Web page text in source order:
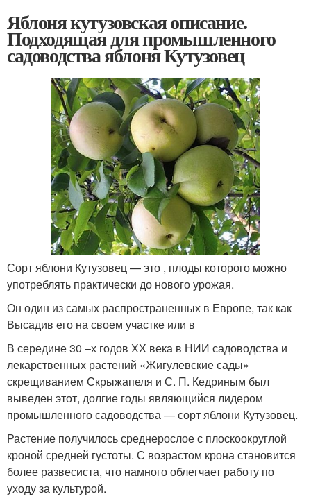
Яблоня кутузовская описание.
Подходящая для промышленного
садоводства яблоня Кутузовец
Сорт яблони Кутузовец — это , плоды которого можно
употреблять практически до нового урожая.
Он один из самых распространенных в Европе, так как
Высадив его на своем участке или в
В середине 30 –х годов ХХ века в НИИ садоводства и
лекарственных растений «Жигулевские сады»
скрещиванием Скрыжапеля и С. П. Кедриным был
выведен этот, долгие годы являющийся лидером
промышленного садоводства — сорт яблони Кутузовец.
Растение получилось среднерослое с плоскоокруглой
кроной средней густоты. С возрастом крона становится
более развесиста, что намного облегчает работу по
уходу за культурой.